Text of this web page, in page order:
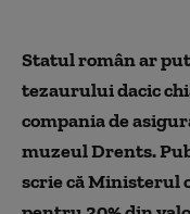
Statul român ar
tezaurului dacic
compania de
muzeul Drents.
scrie că Ministerul